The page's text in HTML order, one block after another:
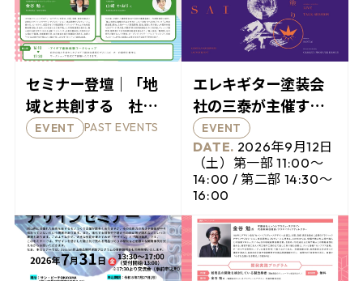
セミナー登壇｜「地
域と共創する 社会
課題解決型プロダク
会」が開催
EVENT PAST EVENTS
エレキギター塗装会
社の三泰が主催する
展覧イベント、「三
音祭 2026」開催のお
知らせ
EVENT
2026年9月12日
（土）第一部 11:00〜
14:00 / 第二部 14:30〜
16:00